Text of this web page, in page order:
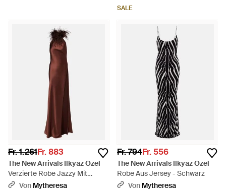
SALE
Fr. 1.261Fr. 883
The New Arrivals Ilkyaz Ozel
Verzierte Robe Jazzy Mit
Federn - Lila
Von Mytheresa
Fr. 794Fr. 556
The New Arrivals Ilkyaz Ozel
Robe Aus Jersey - Schwarz
Von Mytheresa